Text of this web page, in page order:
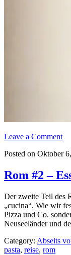
Leave a Comment
Posted on Oktober
Rom #2 –
Der zweite Teil des
„cucina“. Wie wir
Pizza und Co.
Neuseeländer und
Category: Abseits
pasta, reise, rom